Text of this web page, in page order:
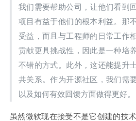
我们需要帮助公司，让他们看到
项目有益于他们的根本利益。那
受益，而且与工程师的日常工作
贡献更具挑战性，因此是一种培
不错的方式。此外，这还能提升
共关系。作为开源社区，我们需
以及如何有效回馈方面做得更好。
虽然微软现在接受不是它创建的技